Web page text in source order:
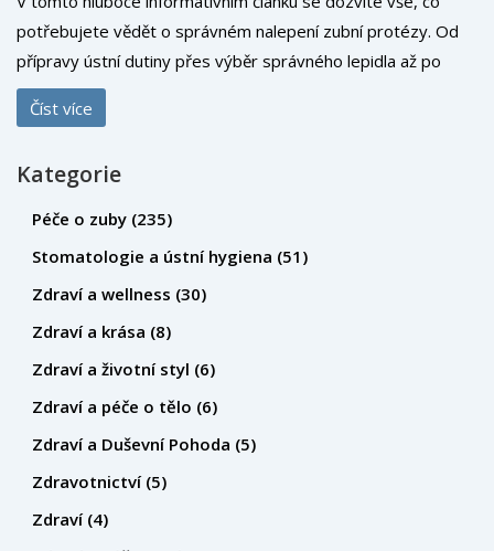
potřebujete vědět o správném nalepení zubní protézy. Od
přípravy ústní dutiny přes výběr správného lepidla až po
konkrétní kroky a tipy pro dokonalé nalepení. Zajímavé fakty
a rady od odborníků z oboru vám pomohou zajistit, že vaše
spokojenosti a komfortu.
Číst více
Kategorie
Péče o zuby (235)
Stomatologie a ústní hygiena (51)
Zdraví a wellness (30)
Zdraví a krása (8)
Zdraví a životní styl (6)
Zdraví a péče o tělo (6)
Zdraví a Duševní Pohoda (5)
Zdravotnictví (5)
Zdraví (4)